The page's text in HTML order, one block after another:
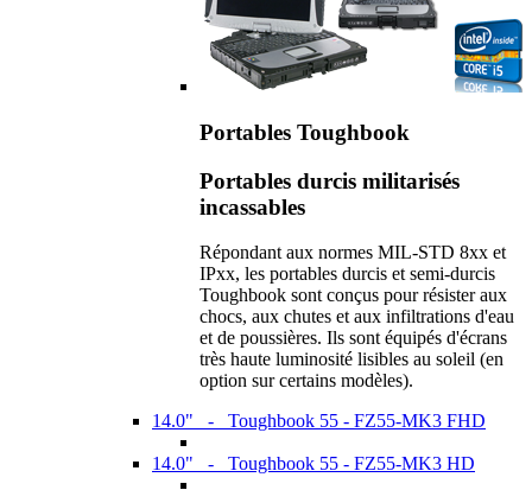
Portables Toughbook
Portables durcis militarisés
incassables
Répondant aux normes MIL-STD 8xx et
IPxx, les portables durcis et semi-durcis
Toughbook sont conçus pour résister aux
chocs, aux chutes et aux infiltrations d'eau
et de poussières. Ils sont équipés d'écrans
très haute luminosité lisibles au soleil (en
option sur certains modèles).
14.0" - Toughbook 55 - FZ55-MK3 FHD
14.0" - Toughbook 55 - FZ55-MK3 HD